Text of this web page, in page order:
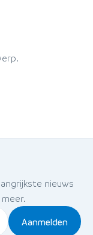
nieuws
Aanmelden